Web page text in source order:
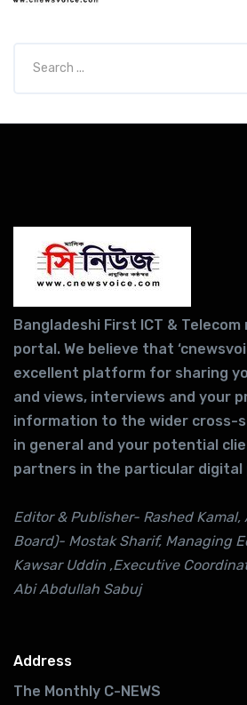
Bangladeshi First ICT &
portal. We believe that
excellent platform for sharing
and views, interviews and your
information to the wider cross-
in general and your potential
partners in the particular digital
Editor & Publisher- Rashed
Board)- Mostak Sharif, Managing
Kawsar Uddin ,Executive
Abi Abdullah Sabuj
Address
The Monthly C-NEWS